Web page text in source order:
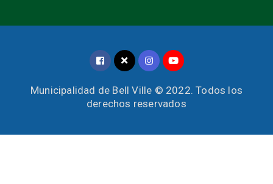
Municipalidad de Bell Ville © 2022. Todos los
derechos reservados